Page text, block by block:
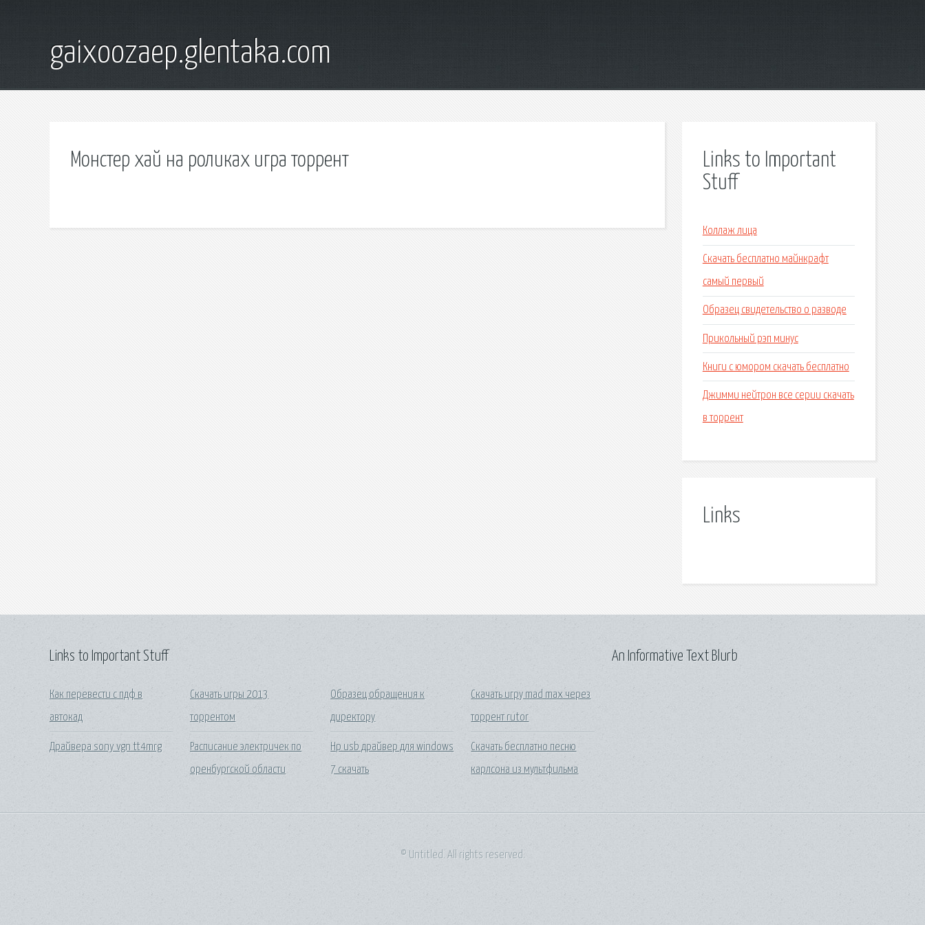
gaixoozaep.glentaka.com
Монстер хай на роликах игра торрент
Links to Important
Stuff
Коллаж лица
Скачать бесплатно майнкрафт
самый первый
Образец свидетельство о разводе
Прикольный рэп минус
Книги с юмором скачать бесплатно
Джимми нейтрон все серии скачать
в торрент
Links
Links to Important Stuff
Как перевести с пдф в
автокад
Драйвера sony vgn tt4mrg
Скачать игры 2013
торрентом
Расписание электричек по
оренбургской области
Образец обращения к
директору
Hp usb драйвер для windows
7 скачать
Скачать игру mad max через
торрент rutor
Скачать бесплатно песню
карлсона из мультфильма
An Informative Text Blurb
© Untitled. All rights reserved.